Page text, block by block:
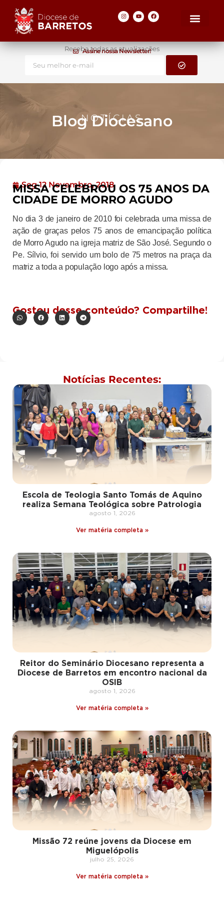
Assine nossa Newsletter!
Receba todas as atualizações
NOTÍCIAS
Blog Diocesano
Seg 12 Novembro, 2018
MISSA CELEBROU OS 75 ANOS DA
CIDADE DE MORRO AGUDO
No dia 3 de janeiro de 2010 foi celebrada uma missa de
ação de graças pelos 75 anos de emancipação política
de Morro Agudo na igreja matriz de São José. Segundo o
Pe. Sílvio, foi servido um bolo de 75 metros na praça da
matriz a toda a população logo após a missa.
Gostou desse conteúdo? Compartilhe!
Notícias Recentes:
Escola de Teologia Santo Tomás de Aquino
realiza Semana Teológica sobre Patrologia
agosto 1, 2026
Ver matéria completa »
Reitor do Seminário Diocesano representa a
Diocese de Barretos em encontro nacional da
OSIB
agosto 1, 2026
Ver matéria completa »
Missão 72 reúne jovens da Diocese em
Miguelópolis
julho 25, 2026
Ver matéria completa »